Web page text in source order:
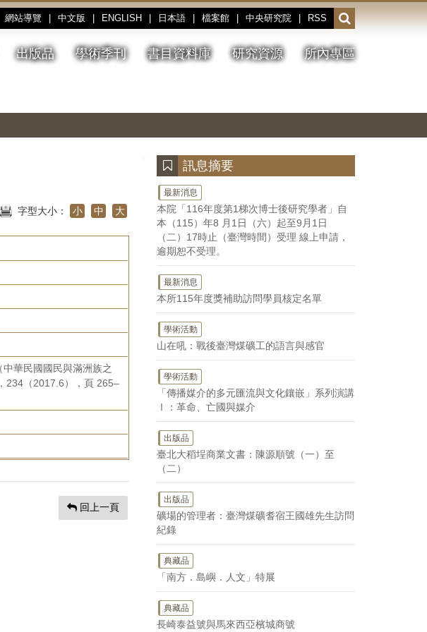
網站導覽 中文版 ENGLISH 日本語 檔案館 中央研究院 RSS
開
啟
或
收
出版品 學術季刊 書目資料庫 研究資源 所內專區
停、
圖
圖
結
字型大小： 小 中 大
華民國國民與滿洲族之
234（2017.6），頁 265–
回上一頁
訊息摘要
最新消息
本院「116年度第1梯次博士後研究學者」自
本（115）年8 月1日（六）起至9月1日
（二）17時止（臺灣時間）受理 線上申請，
逾期恕不受理。
最新消息
本所115年度獎補助訪問學員核定名單
學術活動
山在吼：戰後臺灣煤礦工的語言與感官
學術活動
「傳播媒介的多元匯流與文化鑲嵌」系列演講
Ⅰ：革命、亡國與媒介
出版品
臺北大稻埕商業文書：陳源順號（一）至
（二）
出版品
礦場的管理者：臺灣煤礦耆宿王國雄先生訪問
紀錄
典藏品
「南方．島嶼．人文」特展
典藏品
長崎泰益號與馬來西亞檳城商號